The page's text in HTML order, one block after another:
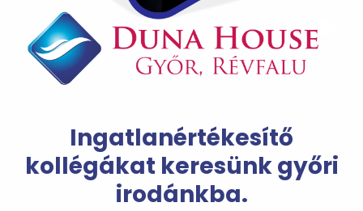
Ingatlanértékesítő
kollégákat keresünk győri
irodánkba.